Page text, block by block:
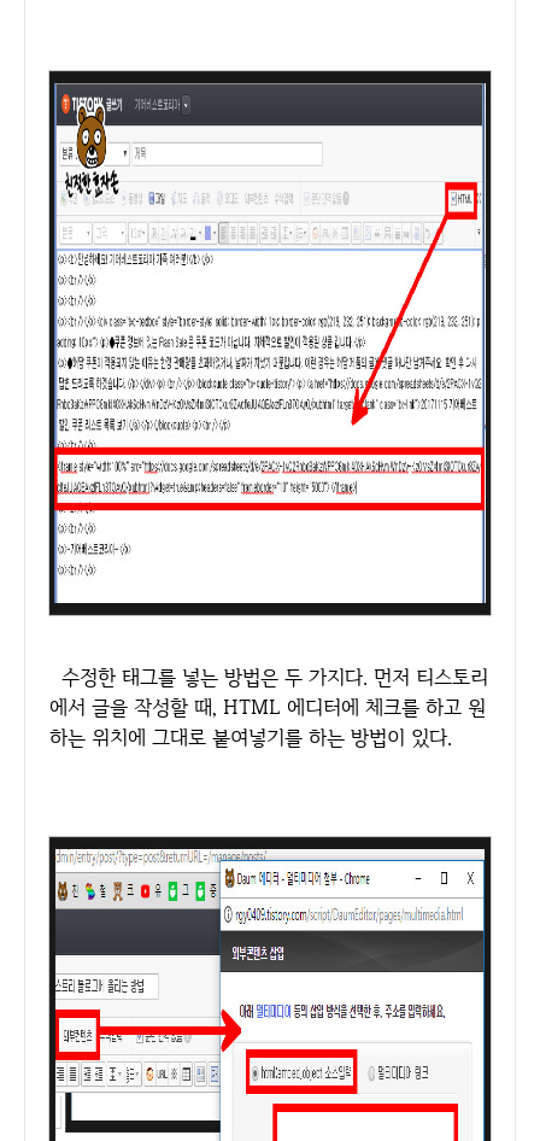
수정한 태그를 넣는 방법은 두 가지다. 먼저 티스토리
에서 글을 작성할 때, HTML 에디터에 체크를 하고 원
하는 위치에 그대로 붙여넣기를 하는 방법이 있다.